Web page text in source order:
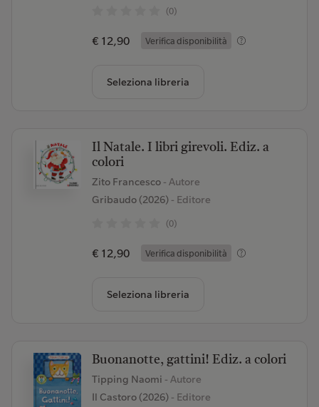
(0)
€ 12,90 Verifica disponibilità
Seleziona libreria
Il Natale. I libri girevoli. Ediz. a
colori
Zito Francesco - Autore
Gribaudo (2026)- Editore
(0)
€ 12,90 Verifica disponibilità
Seleziona libreria
Buonanotte, gattini! Ediz. a colori
Tipping Naomi - Autore
Il Castoro (2026)- Editore